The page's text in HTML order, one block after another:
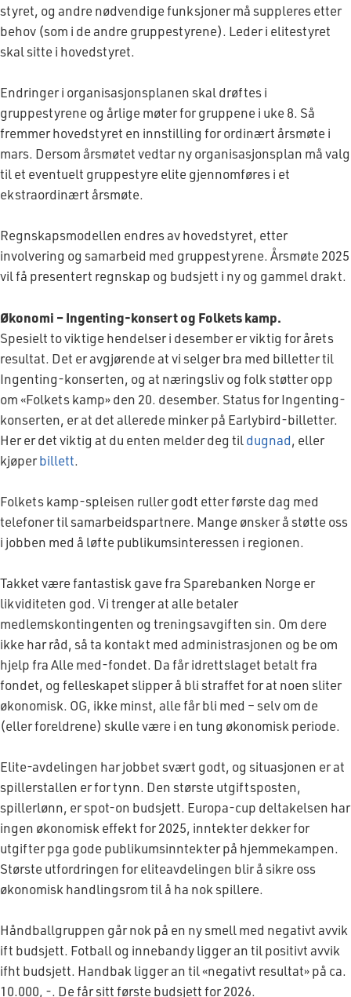
styret, og andre nødvendige funksjoner må suppleres etter
behov (som i de andre gruppestyrene). Leder i elitestyret
skal sitte i hovedstyret.
Endringer i organisasjonsplanen skal drøftes i
gruppestyrene og årlige møter for gruppene i uke 8. Så
fremmer hovedstyret en innstilling for ordinært årsmøte i
mars. Dersom årsmøtet vedtar ny organisasjonsplan må valg
til et eventuelt gruppestyre elite gjennomføres i et
ekstraordinært årsmøte.
Regnskapsmodellen endres av hovedstyret, etter
involvering og samarbeid med gruppestyrene. Årsmøte 2025
vil få presentert regnskap og budsjett i ny og gammel drakt.
Økonomi – Ingenting-konsert og Folkets kamp.
Spesielt to viktige hendelser i desember er viktig for årets
resultat. Det er avgjørende at vi selger bra med billetter til
Ingenting-konserten, og at næringsliv og folk støtter opp
om «Folkets kamp» den 20. desember. Status for Ingenting-
konserten, er at det allerede minker på Earlybird-billetter.
Her er det viktig at du enten melder deg tildugnad, eller
kjøperbillett.
Folkets kamp-spleisen ruller godt etter første dag med
telefoner til samarbeidspartnere. Mange ønsker å støtte oss
i jobben med å løfte publikumsinteressen i regionen.
Takket være fantastisk gave fra Sparebanken Norge er
likviditeten god. Vi trenger at alle betaler
medlemskontingenten og treningsavgiften sin. Om dere
ikke har råd, så ta kontakt med administrasjonen og be om
hjelp fra Alle med-fondet. Da får idrettslaget betalt fra
fondet, og felleskapet slipper å bli straffet for at noen sliter
økonomisk. OG, ikke minst, alle får bli med – selv om de
(eller foreldrene) skulle være i en tung økonomisk periode.
Elite-avdelingen har jobbet svært godt, og situasjonen er at
spillerstallen er for tynn. Den største utgiftsposten,
spillerlønn, er spot-on budsjett. Europa-cup deltakelsen har
ingen økonomisk effekt for 2025, inntekter dekker for
utgifter pga gode publikumsinntekter på hjemmekampen.
Største utfordringen for eliteavdelingen blir å sikre oss
økonomisk handlingsrom til å ha nok spillere.
Håndballgruppen går nok på en ny smell med negativt avvik
ift budsjett. Fotball og innebandy ligger an til positivt avvik
ifht budsjett. Handbak ligger an til «negativt resultat» på ca.
10.000, -. De får sitt første budsjett for 2026.